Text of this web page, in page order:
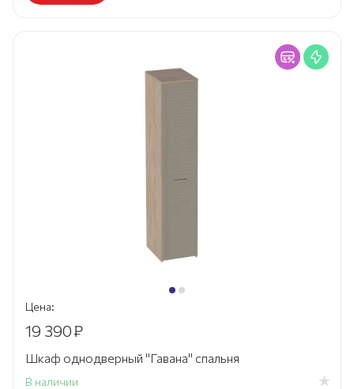
Цена:
19 390₽
Шкаф однодверный "Гавана" спальня
В наличии